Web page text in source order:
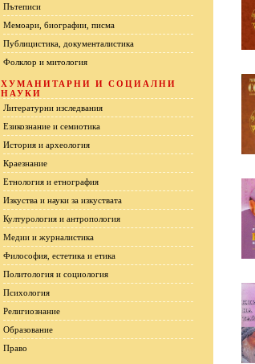
Пътеписи
Мемоари, биографии, писма
Публицистика, документалистика
Фолклор и митология
ХУМАНИТАРНИ И СОЦИАЛНИ
НАУКИ
Литературни изследвания
Езикознание и семиотика
История и археология
Краезнание
Етнология и етнография
Изкуства и науки за изкуствата
Културология и антропология
Медии и журналистика
Философия, естетика и етика
Политология и социология
Психология
Религиознание
Образование
Право